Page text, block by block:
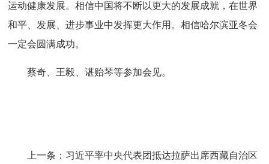
运动健康发展。相信中国将不断以更大的发展成就，在世界
和平、发展、进步事业中发挥更大作用。相信哈尔滨亚冬会
一定会圆满成功。
蔡奇、王毅、谌贻琴等参加会见。
上一条： 习近平率中央代表团抵达拉萨出席西藏自治区